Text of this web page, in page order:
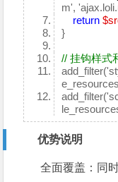
m',
return
}
// 挂钩样式
优势说明
全面覆盖：同